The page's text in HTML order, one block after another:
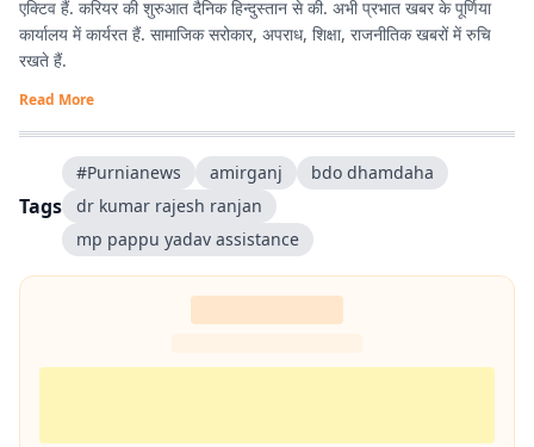
एक्टिव हैं. करियर की शुरुआत दैनिक हिन्दुस्तान से की. अभी प्रभात खबर के पूर्णिया
कार्यालय में कार्यरत हैं. सामाजिक सरोकार, अपराध, शिक्षा, राजनीतिक खबरों में रुचि
रखते हैं.
Read More
Tags
#Purnianews amirganj
bdo dhamdaha
dr kumar rajesh ranjan
mp pappu yadav assistance